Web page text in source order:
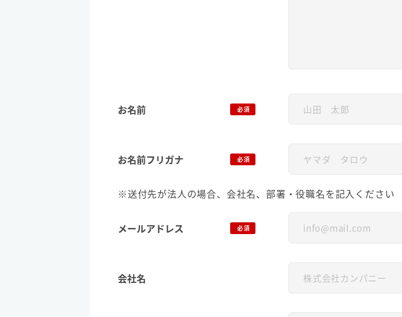
お名前 必須
お名前フリガナ 必須
※送付先が法人の場合、会社名、部署・役職名を記入ください
メールアドレス 必須
会社名